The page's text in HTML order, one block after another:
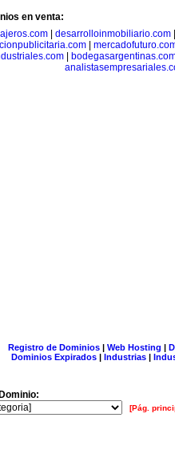
en venta:
desarrolloinmobiliario.com
|
Registro de Dominios| Web Hosting |
Dominios Expirados | Industrias |
[Pág.